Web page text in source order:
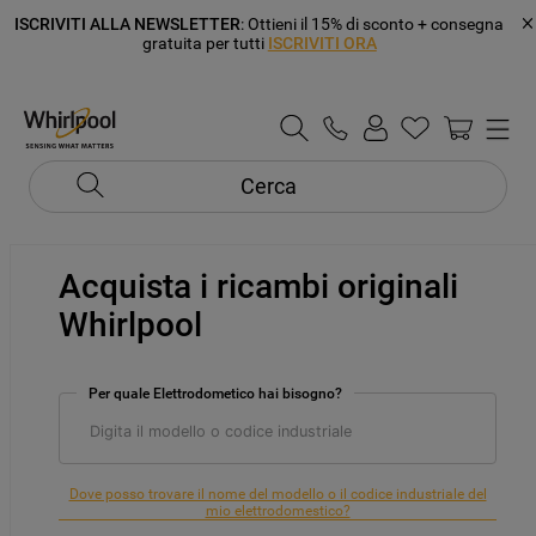
ISCRIVITI ALLA NEWSLETTER: Ottieni il 15% di sconto + consegna
gratuita per tutti ISCRIVITI ORA
Cerca
Acquista i ricambi originali
Whirlpool
Per quale Elettrodometico hai bisogno?
Dove posso trovare il nome del modello o il codice industriale del
mio elettrodomestico?